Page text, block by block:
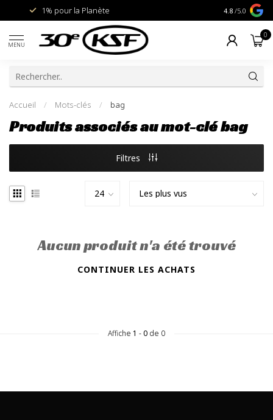
1% pour la Planète Livraison
4.8 /5.0
MENU
0
Accueil / Mots-clés / bag
Produits associés au mot-clé bag
Filtres
Aucun produit n'a été trouvé
CONTINUER LES ACHATS
Affiche 1 -0 de 0